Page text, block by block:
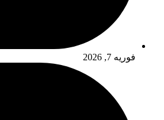
فوریه 7, 2026